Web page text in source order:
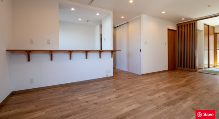
Save